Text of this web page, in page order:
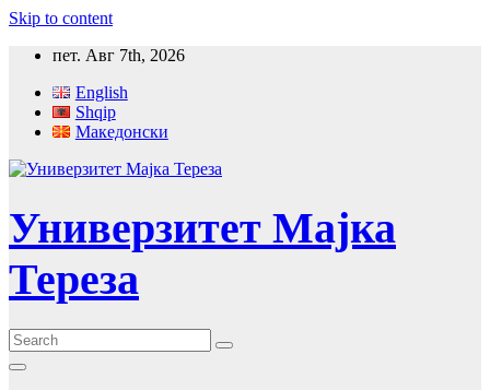
Skip to content
пет. Авг 7th, 2026
English
Shqip
Македонски
Универзитет Мајка
Тереза